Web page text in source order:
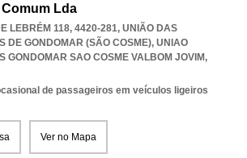
Lda
LEBRÉM 118, 4420-281, UNIÃO DAS
DE GONDOMAR (SÃO COSME), UNIAO
GONDOMAR SAO COSME VALBOM JOVIM,
de passageiros em veículos ligeiros
Ver no Mapa